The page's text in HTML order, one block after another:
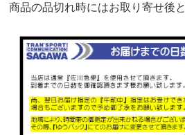
商品の品切れ時にはお取り寄せ後と